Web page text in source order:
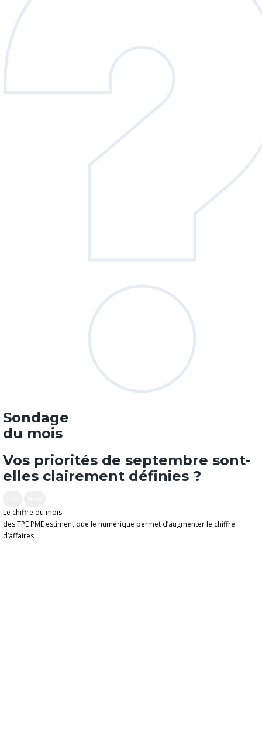
Sondage
du mois
Vos priorités de septembre sont-
elles clairement définies ?
Le chiffre du mois
des TPE PME estiment que le numérique permet d’augmenter le chiffre
d’affaires